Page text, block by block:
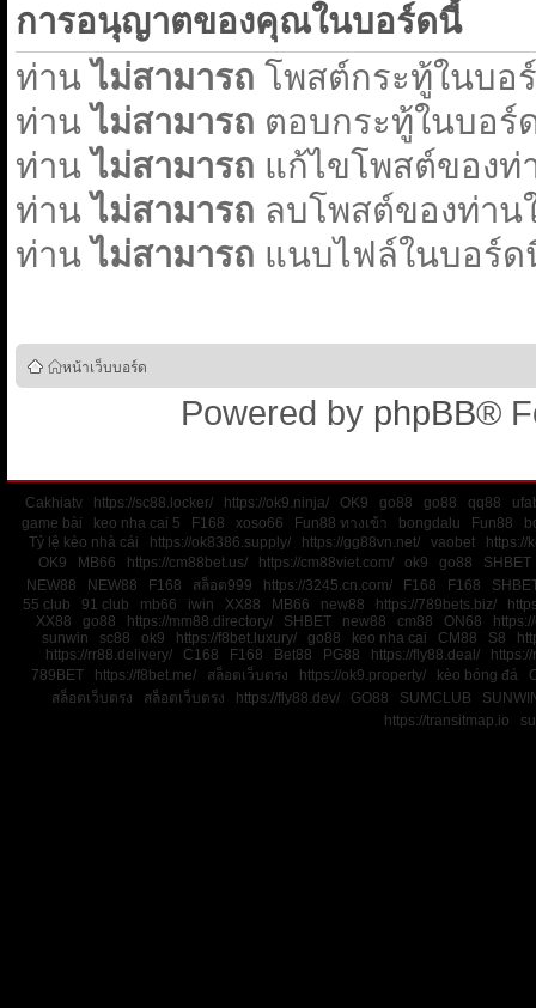
การอนุญาตของคุณในบอร์ดนี้
ท่านไม่สามารถ โพสต์กระทู้ในบอ
ท่านไม่สามารถ ตอบกระทู้ในบอร์
ท่านไม่สามารถ แก้ไขโพสต์ของท่
ท่านไม่สามารถ ลบโพสต์ของท่าน
ท่านไม่สามารถ แนบไฟล์ในบอร์ด
หน้าเว็บบอร์ด
Powered by phpBB®
Cakhiatv https://sc88.locker/ https://ok9.ninja/ OK9 go88 go88 qq88
game bài
keo nha cai 5 F168 xoso66 Fun88 ทางเข้า bongdalu Fun88
Tỷ lệ kèo nhà cái
https://ok8386.supply/ https://gg88vn.net/ vaobet
https://
OK9
MB66 https://cm88bet.us/ https://cm88viet.com/ ok9 go88
SHBET
NEW88
NEW88 F168 สล็อต999 https://3245.cn.com/ F168 F168
55 club
91 club mb66 iwin XX88 MB66 new88 https://789bets.biz/
XX88
go88 https://mm88.directory/ SHBET new88 cm88 ON68
sunwin
sc88 ok9 https://f8bet.luxury/ go88 keo nha cai CM88 S8
https://rr88.delivery/
C168 F168 Bet88 PG88 https://fly88.deal/
789BET
https://f8bet.me/ สล็อตเว็บตรง https://ok9.property/ kèo bóng đá
สล็อตเว็บตรง
สล็อตเว็บตรง https://fly88.dev/ GO88 SUMCLUB
https://transitmap.io